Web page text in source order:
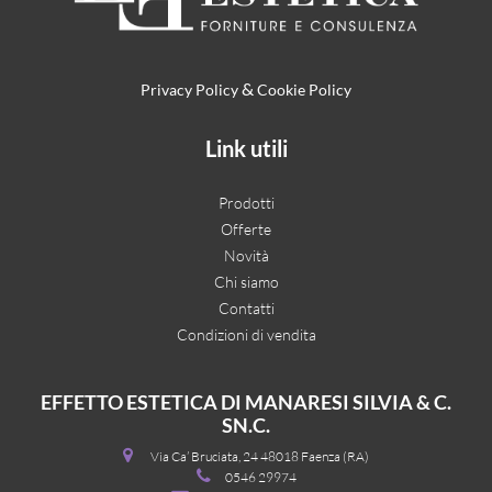
Privacy Policy& Cookie Policy
Link utili
Prodotti
Offerte
Novità
Chi siamo
Contatti
Condizioni di vendita
EFFETTO ESTETICA DI MANARESI SILVIA & C.
SN.C.
Via Ca’ Bruciata, 24 48018 Faenza (RA)
0546 29974